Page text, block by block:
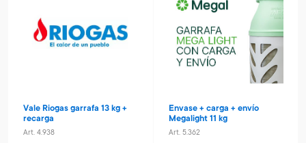
Vale Riogas garrafa 13 kg +
recarga
Art. 4.938
Envase + carga + envío
Megalight 11 kg
Art. 5.362